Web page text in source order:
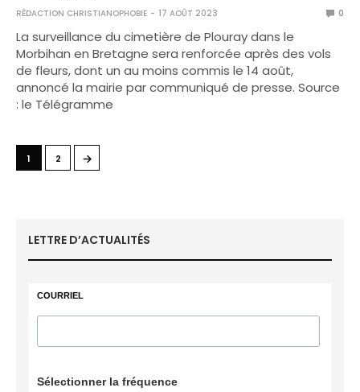
RÉDACTION CHRISTIANOPHOBIE 17 AOÛT 2023 0
La surveillance du cimetière de Plouray dans le
Morbihan en Bretagne sera renforcée après des vols
de fleurs, dont un au moins commis le 14 août,
annoncé la mairie par communiqué de presse. Source
: le Télégramme
1 2 →
LETTRE D’ACTUALITÉS
COURRIEL
Sélectionner la fréquence